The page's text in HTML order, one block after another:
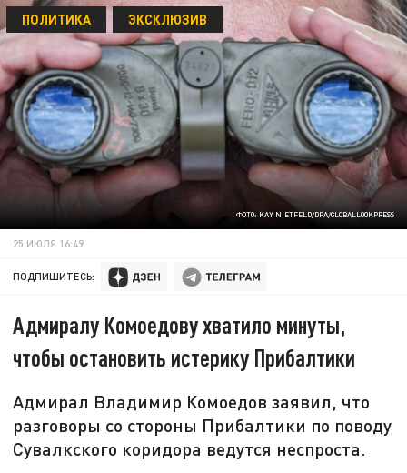
ФОТО: KAY NIETFELD/DPA/GLOBALLOOKPRESS
ПОЛИТИКА ЭКСКЛЮЗИВ
25 ИЮЛЯ 16:49
ПОДПИШИТЕСЬ:
Адмиралу Комоедову хватило минуты,
чтобы остановить истерику Прибалтики
Адмирал Владимир Комоедов заявил, что
разговоры со стороны Прибалтики по поводу
Сувалкского коридора ведутся неспроста.